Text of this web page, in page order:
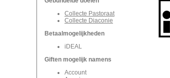
Collecte Pastoraat
Collecte Diaconie
Betaalmogelijkheden
iDEAL
Giften mogelijk namens
Account